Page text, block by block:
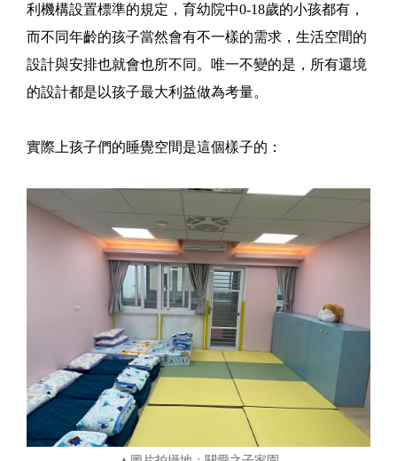
利機構設置標準的規定，育幼院中0-18歲的小孩都有，
而不同年齡的孩子當然會有不一樣的需求，生活空間的
設計與安排也就會也所不同。唯一不變的是，所有還境
的設計都是以孩子最大利益做為考量。
實際上孩子們的睡覺空間是這個樣子的：